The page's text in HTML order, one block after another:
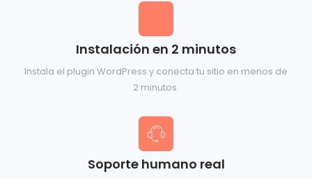
Instalación en 2 minutos
Instala el plugin WordPress y conecta tu sitio en menos de
2 minutos.
Soporte humano real